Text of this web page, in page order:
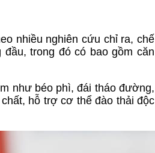
nhiều nghiên cứu chỉ ra, chế
trong đó có bao gồm căn
như béo phì, đái tháo đường,
hỗ trợ cơ thể đào thải độc